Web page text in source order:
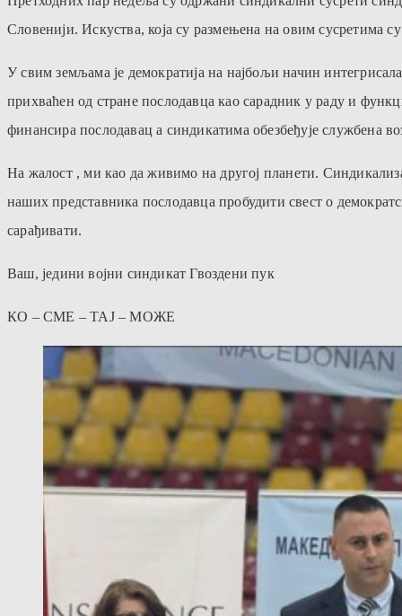
Словенији. Искуства, која су размењена на овим сусретима
У свим земљама је демократија на најбољи начин
прихваћен од стране послодавца као сарадник у раду и
финансира послодавац а синдикатима обезбеђује службена
На жалост , ми као да живимо на другој планети.
наших представника послодавца пробудити свест о
сарађивати.
Ваш, једини војни синдикат Гвоздени пук
КО – СМЕ – ТАЈ – МОЖЕ